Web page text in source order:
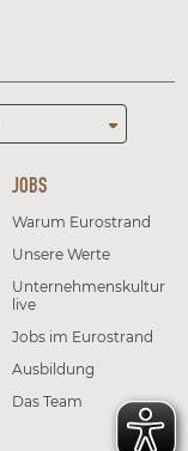
JOBS
Warum Eurostrand
Unsere Werte
Unternehmenskultur
live
Jobs im Eurostrand
Ausbildung
Das Team